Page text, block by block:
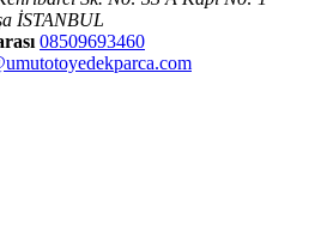
İSTANBUL
08509693460